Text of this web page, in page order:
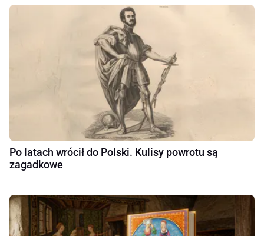
Po latach wrócił do Polski. Kulisy powrotu są
zagadkowe